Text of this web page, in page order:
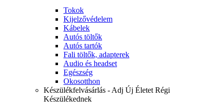
Tokok
Kijelzővédelem
Kábelek
Autós töltők
Autós tartók
Fali töltők, adapterek
Audio és headset
Egészség
Okosotthon
Készülékfelvásárlás - Adj Új Életet Régi
Készülékednek